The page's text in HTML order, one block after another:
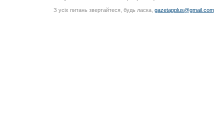
З усіх питань звертайтеся, будь ласка, gazetapplus@gmail.com